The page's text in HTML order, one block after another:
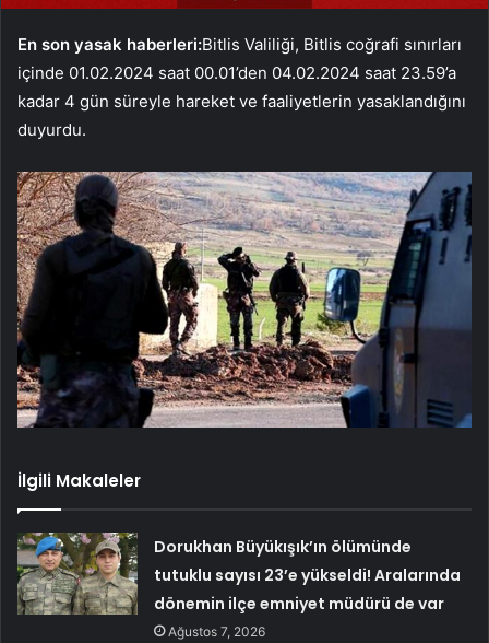
En son yasak haberleri:Bitlis Valiliği, Bitlis coğrafi sınırları
içinde 01.02.2024 saat 00.01’den 04.02.2024 saat 23.59’a
kadar 4 gün süreyle hareket ve faaliyetlerin yasaklandığını
duyurdu.
İlgili Makaleler
Dorukhan Büyükışık’ın ölümünde
tutuklu sayısı 23’e yükseldi! Aralarında
dönemin ilçe emniyet müdürü de var
Ağustos 7, 2026